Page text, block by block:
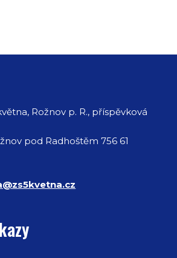
Rožnov p. R., příspěvková
pod Radhoštěm 756 61